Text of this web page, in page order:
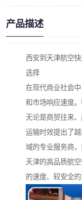
产品描述
西安到天津航空
选择
在现代商业社会
和市场响应速度
无论是商贸往来
运输时效提出了
域的专业服务商
天津的高品质航
的速度、较安全的